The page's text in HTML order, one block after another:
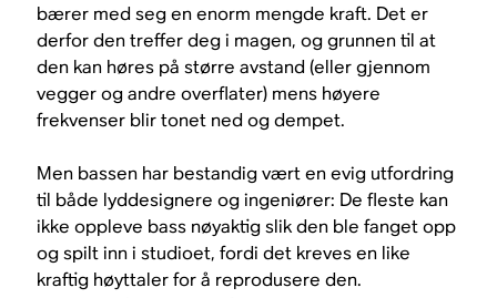
bærer med seg en enorm mengde kraft. Det er
derfor den treffer deg i magen, og grunnen til at
den kan høres på større avstand (eller gjennom
vegger og andre overflater) mens høyere
frekvenser blir tonet ned og dempet.
Men bassen har bestandig vært en evig utfordring
til både lyddesignere og ingeniører: De fleste kan
ikke oppleve bass nøyaktig slik den ble fanget opp
og spilt inn i studioet, fordi det kreves en like
kraftig høyttaler for å reprodusere den.